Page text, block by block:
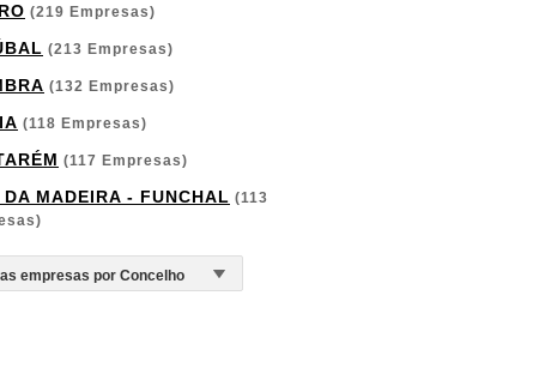
(219 Empresas)
(213 Empresas)
(132 Empresas)
(118 Empresas)
(117 Empresas)
DA MADEIRA - FUNCHAL (113